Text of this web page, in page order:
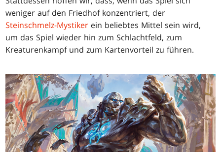
weniger auf den Friedhof konzentriert, der
Steinschmelz-Mystiker ein beliebtes Mittel sein wird,
um das Spiel wieder hin zum Schlachtfeld, zum
Kreaturenkampf und zum Kartenvorteil zu führen.